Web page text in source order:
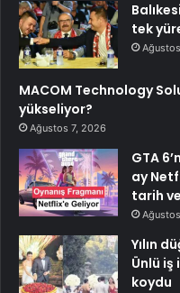
tek
MACOM Technology
yükseliyor?
Ağustos 7, 2026
GTA
ay
tarih
Yılın
Ünlü
koydu